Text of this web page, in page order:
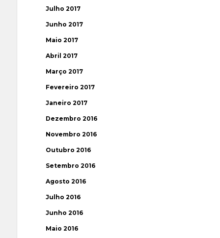
Julho 2017
Junho 2017
Maio 2017
Abril 2017
Março 2017
Fevereiro 2017
Janeiro 2017
Dezembro 2016
Novembro 2016
Outubro 2016
Setembro 2016
Agosto 2016
Julho 2016
Junho 2016
Maio 2016